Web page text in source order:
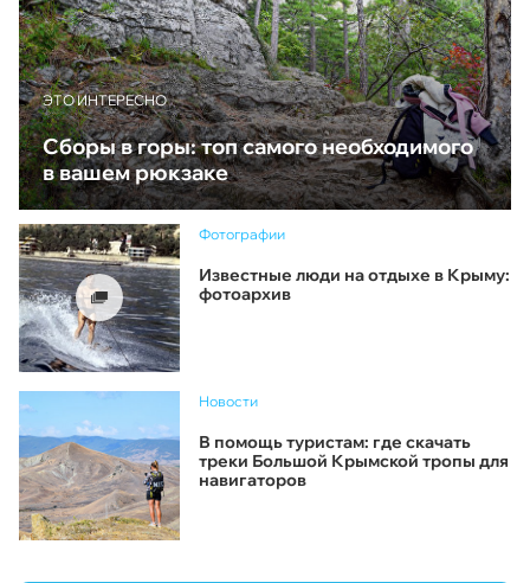
ЭТО ИНТЕРЕСНО
Сборы в горы: топ самого необходимого
в вашем рюкзаке
Фотографии
Известные люди на отдыхе в Крыму:
фотоархив
Новости
В помощь туристам: где скачать
треки Большой Крымской тропы для
навигаторов